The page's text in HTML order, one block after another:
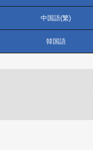
中国語(繁)
韓国語